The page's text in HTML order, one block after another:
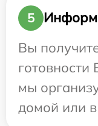
5
Вы
мы
домой или